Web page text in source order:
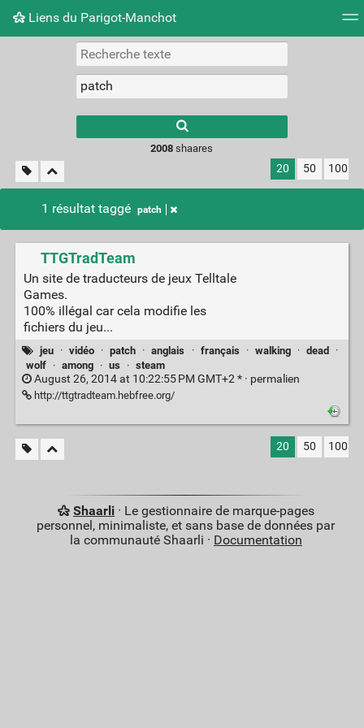
Liens du Parigot-Manchot
Nuage de tags Mur d'images
2008 shaares
20 50 100
1 résultat taggé patch
TTGTradTeam
Un site de traducteurs de jeux Telltale
Games.
100% illégal car cela modifie les
fichiers du jeu...
jeu · vidéo · patch · anglais · français · walking · dead ·
wolf
· among · us · steam
August 26, 2014 at 10:22:55 PM GMT+2 * · permalien
http://ttgtradteam.hebfree.org/
20 50 100
Shaarli· Le gestionnaire de marque-pages
personnel, minimaliste, et sans base de données par
la communauté Shaarli · Documentation